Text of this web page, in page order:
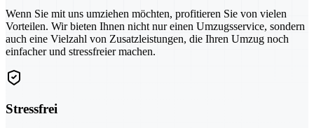
Wenn Sie mit uns umziehen möchten, profitieren Sie von vielen
Vorteilen. Wir bieten Ihnen nicht nur einen Umzugsservice, sondern
auch eine Vielzahl von Zusatzleistungen, die Ihren Umzug noch
einfacher und stressfreier machen.
Stressfrei